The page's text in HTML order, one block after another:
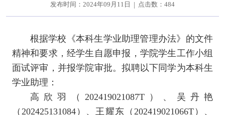
校友活动
校友记忆
校友企业
发布时间：2024年09月11日 点击数： 484
根据学校《本科生学业助理管理办法》的文件
精神和要求，经学生自愿申报，学院学生工作小组
面试评审，并报学院审批。拟聘以下同学为本科生
学业助理：
高欣羽（202419021087T）、吴丹艳
（202425131084）、王耀东（202419021066T）、